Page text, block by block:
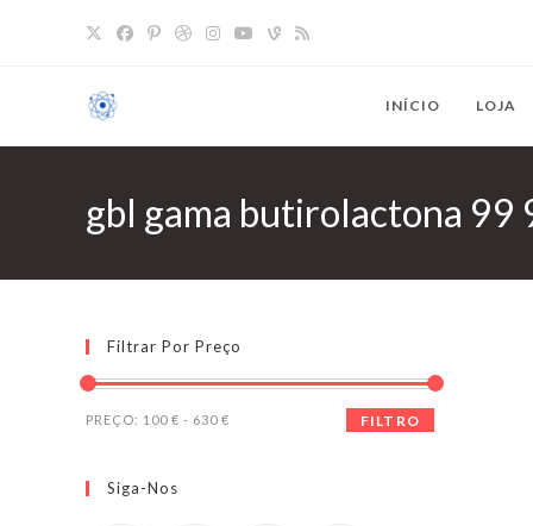
INÍCIO LOJA
gbl gama butirolactona 99
Filtrar Por Preço
Preço
Preço
FILTRO
PREÇO: 100 € - 630 €
Siga-Nos